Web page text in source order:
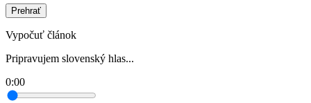
Prehrať
Vypočuť článok
Pripravujem slovenský hlas...
0:00